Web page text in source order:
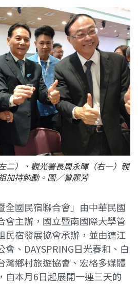
二）、觀光署長周永暉（右一）親
加持勉勵。圖／曾麗芳
全國民宿聯合會」由中華民國
會主辦，國立暨南國際大學管
民宿發展協會承辦，並由連江
、DAYSPRING日光春和、白
灣鄉村旅遊協會、宏格多媒體
自本月6日起展開一連三天的